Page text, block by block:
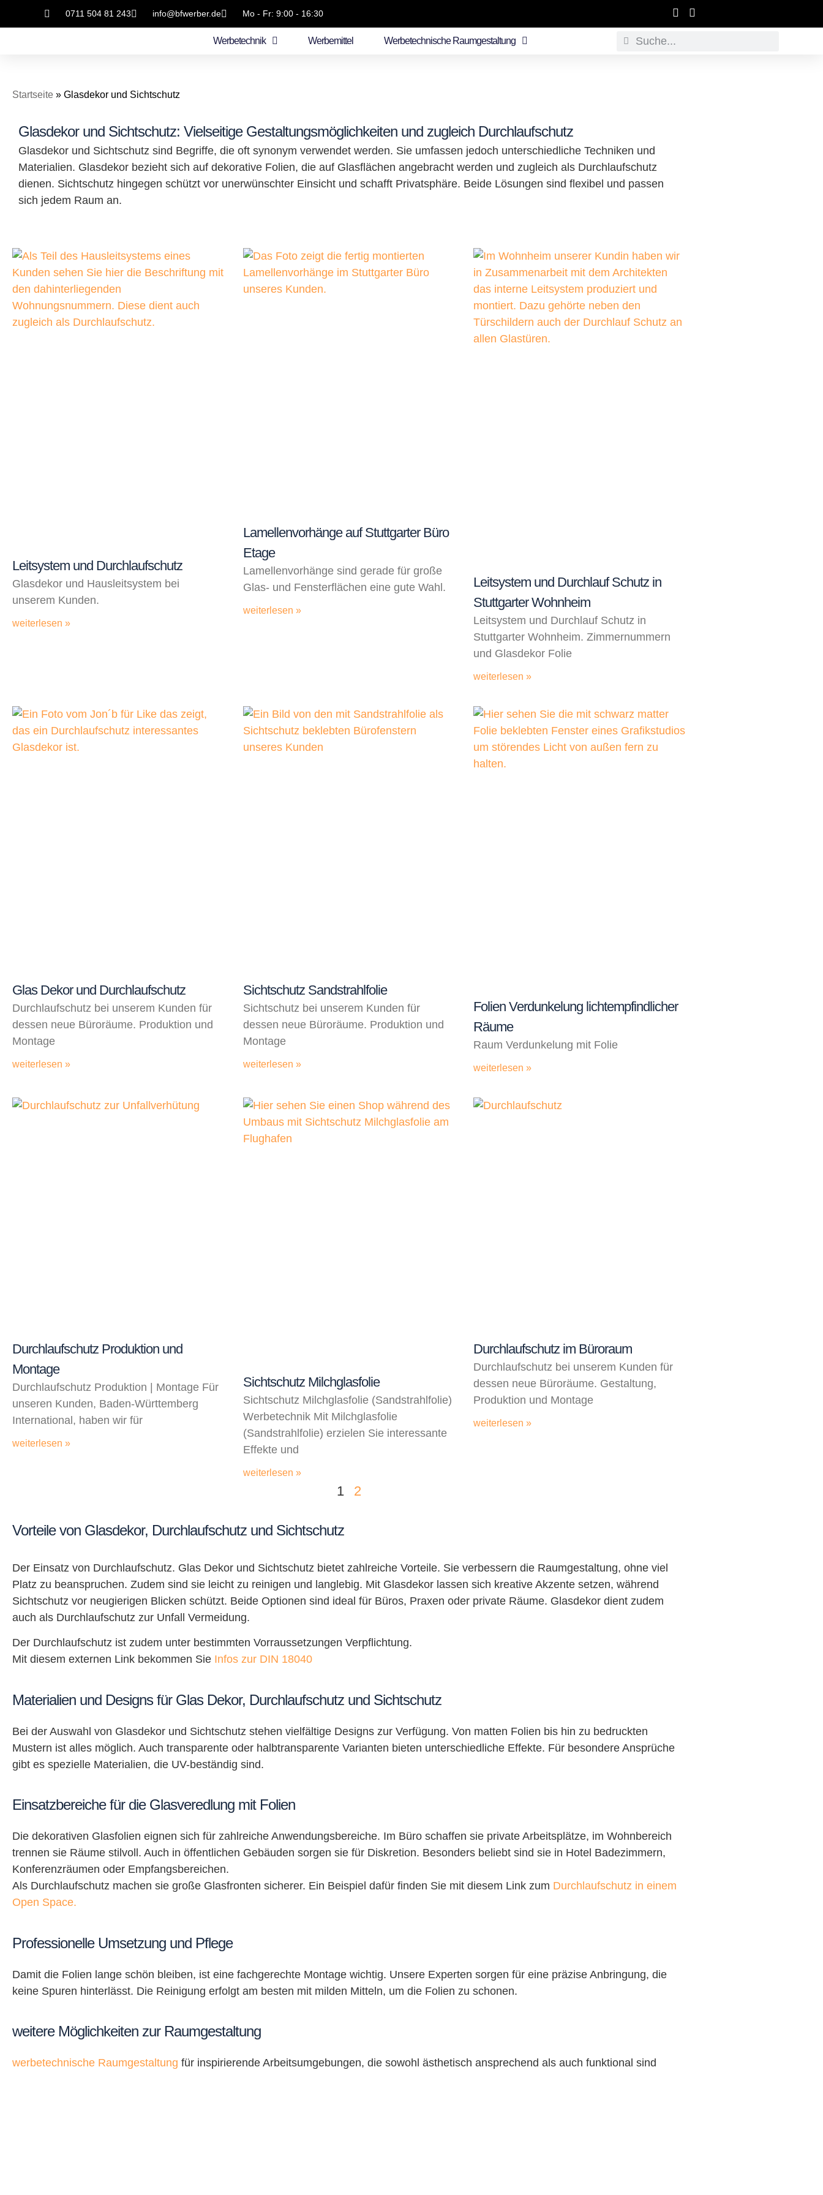
0711 504 81 243 info@bfwerber.de Mo - Fr: 9:00 - 16:30
Werbetechnik Werbemittel Werbetechnische Raumgestaltung
Startseite » Glasdekor und Sichtschutz
Glasdekor und Sichtschutz: Vielseitige Gestaltungsmöglichkeiten und zugleich Durchlaufschutz
Glasdekor und Sichtschutz sind Begriffe, die oft synonym verwendet werden. Sie umfassen jedoch unterschiedliche Techniken und
Materialien. Glasdekor bezieht sich auf dekorative Folien, die auf Glasflächen angebracht werden und zugleich als Durchlaufschutz
dienen. Sichtschutz hingegen schützt vor unerwünschter Einsicht und schafft Privatsphäre. Beide Lösungen sind flexibel und passen
sich jedem Raum an.
Leitsystem und Durchlaufschutz
Glasdekor und Hausleitsystem bei
unserem Kunden.
weiterlesen »
Lamellenvorhänge auf Stuttgarter Büro
Etage
Lamellenvorhänge sind gerade für große
Glas- und Fensterflächen eine gute Wahl.
weiterlesen »
Leitsystem und Durchlauf Schutz in
Stuttgarter Wohnheim
Leitsystem und Durchlauf Schutz in
Stuttgarter Wohnheim. Zimmernummern
und Glasdekor Folie
weiterlesen »
Glas Dekor und Durchlaufschutz
Durchlaufschutz bei unserem Kunden für
dessen neue Büroräume. Produktion und
Montage
weiterlesen »
Sichtschutz Sandstrahlfolie
Sichtschutz bei unserem Kunden für
dessen neue Büroräume. Produktion und
Montage
weiterlesen »
Folien Verdunkelung lichtempfindlicher
Räume
Raum Verdunkelung mit Folie
weiterlesen »
Durchlaufschutz Produktion und
Montage
Durchlaufschutz Produktion | Montage Für
unseren Kunden, Baden-Württemberg
International, haben wir für
weiterlesen »
Sichtschutz Milchglasfolie
Sichtschutz Milchglasfolie (Sandstrahlfolie)
Werbetechnik Mit Milchglasfolie
(Sandstrahlfolie) erzielen Sie interessante
Effekte und
weiterlesen »
Durchlaufschutz im Büroraum
Durchlaufschutz bei unserem Kunden für
dessen neue Büroräume. Gestaltung,
Produktion und Montage
weiterlesen »
1 2
Vorteile von Glasdekor, Durchlaufschutz und Sichtschutz
Der Einsatz von Durchlaufschutz. Glas Dekor und Sichtschutz bietet zahlreiche Vorteile. Sie verbessern die Raumgestaltung, ohne viel
Platz zu beanspruchen. Zudem sind sie leicht zu reinigen und langlebig. Mit Glasdekor lassen sich kreative Akzente setzen, während
Sichtschutz vor neugierigen Blicken schützt. Beide Optionen sind ideal für Büros, Praxen oder private Räume. Glasdekor dient zudem
auch als Durchlaufschutz zur Unfall Vermeidung.
Der Durchlaufschutz ist zudem unter bestimmten Vorraussetzungen Verpflichtung.
Mit diesem externen Link bekommen Sie Infos zur DIN 18040
Materialien und Designs für Glas Dekor, Durchlaufschutz und Sichtschutz
Bei der Auswahl von Glasdekor und Sichtschutz stehen vielfältige Designs zur Verfügung. Von matten Folien bis hin zu bedruckten
Mustern ist alles möglich. Auch transparente oder halbtransparente Varianten bieten unterschiedliche Effekte. Für besondere Ansprüche
gibt es spezielle Materialien, die UV-beständig sind.
Einsatzbereiche für die Glasveredlung mit Folien
Die dekorativen Glasfolien eignen sich für zahlreiche Anwendungsbereiche. Im Büro schaffen sie private Arbeitsplätze, im Wohnbereich
trennen sie Räume stilvoll. Auch in öffentlichen Gebäuden sorgen sie für Diskretion. Besonders beliebt sind sie in Hotel Badezimmern,
Konferenzräumen oder Empfangsbereichen.
Als Durchlaufschutz machen sie große Glasfronten sicherer. Ein Beispiel dafür finden Sie mit diesem Link zum Durchlaufschutz in einem
Open Space.
Professionelle Umsetzung und Pflege
Damit die Folien lange schön bleiben, ist eine fachgerechte Montage wichtig. Unsere Experten sorgen für eine präzise Anbringung, die
keine Spuren hinterlässt. Die Reinigung erfolgt am besten mit milden Mitteln, um die Folien zu schonen.
weitere Möglichkeiten zur Raumgestaltung
werbetechnische Raumgestaltung für inspirierende Arbeitsumgebungen, die sowohl ästhetisch ansprechend als auch funktional sind